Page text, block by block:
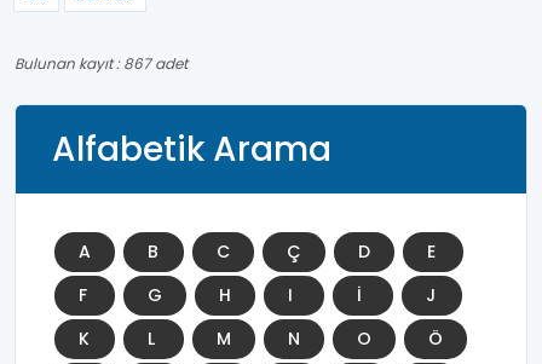
Bulunan kayıt : 867 adet
Alfabetik Arama
A B C Ç D
E
F
G H I İ
J
K
L M N O
Ö